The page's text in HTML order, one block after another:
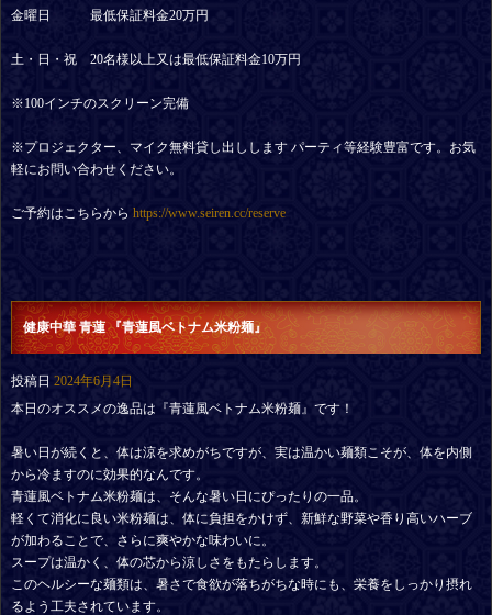
金曜日 最低保証料金20万円
土・日・祝 20名様以上又は最低保証料金10万円
※100インチのスクリーン完備
※プロジェクター、マイク無料貸し出しします パーティ等経験豊富です。お気
軽にお問い合わせください。
ご予約はこちらから https://www.seiren.cc/reserve
健康中華 青蓮 『青蓮風ベトナム米粉麺』
投稿日 2024年6月4日
本日のオススメの逸品は『青蓮風ベトナム米粉麺』です！
暑い日が続くと、体は涼を求めがちですが、実は温かい麺類こそが、体を内側
から冷ますのに効果的なんです。
青蓮風ベトナム米粉麺は、そんな暑い日にぴったりの一品。
軽くて消化に良い米粉麺は、体に負担をかけず、新鮮な野菜や香り高いハーブ
が加わることで、さらに爽やかな味わいに。
スープは温かく、体の芯から涼しさをもたらします。
このヘルシーな麺類は、暑さで食欲が落ちがちな時にも、栄養をしっかり摂れ
るよう工夫されています。